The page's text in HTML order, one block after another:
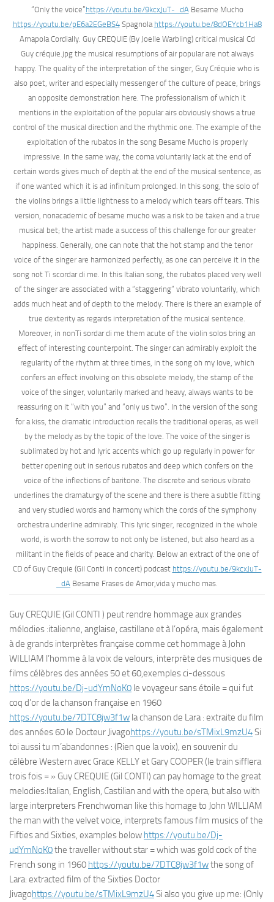
“Only the voice”https://youtu.be/9kcxJuT-_dABesame Mucho
https://youtu.be/pE6a2EGeBS4Spagnola https://youtu.be/8dOEYcb1Ha8
Amapola Cordially. Guy CREQUIE (By Joelle Warbling) critical musical Cd
Guy créquie.jpg the musical resumptions of air popular are not always
happy. The quality of the interpretation of the singer, Guy Créquie who is
also poet, writer and especially messenger of the culture of peace, brings
an opposite demonstration here. The professionalism of which it
mentions in the exploitation of the popular airs obviously shows a true
control of the musical direction and the rhythmic one. The example of the
exploitation of the rubatos in the song Besame Mucho is properly
impressive. In the same way, the coma voluntarily lack at the end of
certain words gives much of depth at the end of the musical sentence, as
if one wanted which it is ad infinitum prolonged. In this song, the solo of
the violins brings a little lightness to a melody which tears off tears. This
version, nonacademic of besame mucho was a risk to be taken and a true
musical bet; the artist made a success of this challenge for our greater
happiness. Generally, one can note that the hot stamp and the tenor
voice of the singer are harmonized perfectly, as one can perceive it in the
song not Ti scordar di me. In this Italian song, the rubatos placed very well
of the singer are associated with a “staggering” vibrato voluntarily, which
adds much heat and of depth to the melody. There is there an example of
true dexterity as regards interpretation of the musical sentence.
Moreover, in nonTi sordar di me them acute of the violin solos bring an
effect of interesting counterpoint. The singer can admirably exploit the
regularity of the rhythm at three times, in the song oh my love, which
confers an effect involving on this obsolete melody, the stamp of the
voice of the singer, voluntarily marked and heavy, always wants to be
reassuring on it “with you” and “only us two”. In the version of the song
for a kiss, the dramatic introduction recalls the traditional operas, as well
by the melody as by the topic of the love. The voice of the singer is
sublimated by hot and lyric accents which go up regularly in power for
better opening out in serious rubatos and deep which confers on the
voice of the inflections of baritone. The discrete and serious vibrato
underlines the dramaturgy of the scene and there is there a subtle fitting
and very studied words and harmony which the cords of the symphony
orchestra underline admirably. This lyric singer, recognized in the whole
world, is worth the sorrow to not only be listened, but also heard as a
militant in the fields of peace and charity. Below an extract of the one of
CD of Guy Crequie (Gil Conti in concert) podcast https://youtu.be/9kcxJuT-
_dA Besame Frases de Amor,vida y mucho mas.
Guy CREQUIE (Gil CONTI ) peut rendre hommage aux grandes
mélodies :italienne, anglaise, castillane et à l’opéra, mais également
à de grands interprètes française comme cet hommage à John
WILLIAM l’homme à la voix de velours, interprète des musiques de
films célèbres des années 50 et 60,exemples ci-dessous
https://youtu.be/Dj-udYmNoK0 le voyageur sans étoile = qui fut
coq d’or de la chanson française en 1960
https://youtu.be/7DTC8jw3f1w la chanson de Lara : extraite du film
des années 60 le Docteur Jivagohttps://youtu.be/sTMixL9mzU4Si
toi aussi tu m’abandonnes : (Rien que la voix), en souvenir du
célèbre Western avec Grace KELLY et Gary COOPER (le train sifflera
trois fois = » Guy CREQUIE (Gil CONTI) can pay homage to the great
melodies:Italian, English, Castilian and with the opera, but also with
large interpreters Frenchwoman like this homage to John WILLIAM
the man with the velvet voice, interprets famous film musics of the
Fifties and Sixties, examples below https://youtu.be/Dj-
udYmNoK0the traveller without star = which was gold cock of the
French song in 1960 https://youtu.be/7DTC8jw3f1wthe song of
Lara: extracted film of the Sixties Doctor
Jivagohttps://youtu.be/sTMixL9mzU4Si also you give up me: (Only